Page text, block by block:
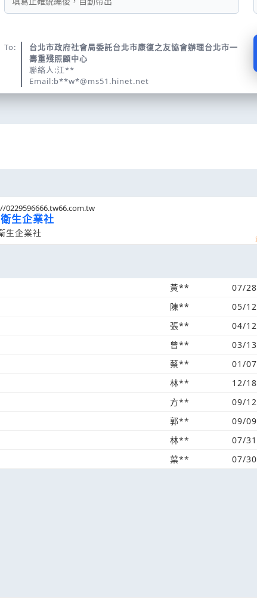
To:
台北市政府社會局委託台北市康復之友協會辦理台北市一
壽重殘照顧中心
聯絡人:江**
Email:b**w*@ms51.hinet.net
0229596666.tw66.com.tw
生企業社
生企業社
黃**
07/28
陳**
05/12
張**
04/12
曾**
03/13
蔡**
01/07
林**
12/18
方**
09/12
郭**
09/09
林**
07/31
葉** 07/30